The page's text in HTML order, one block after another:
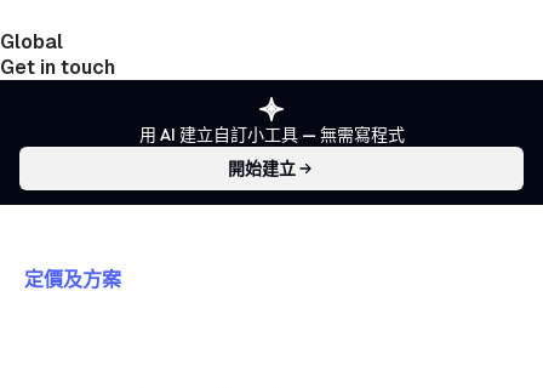
Global
Get in touch
用 AI 建立自訂小工具 — 無需寫程式
開始建立
定價及方案